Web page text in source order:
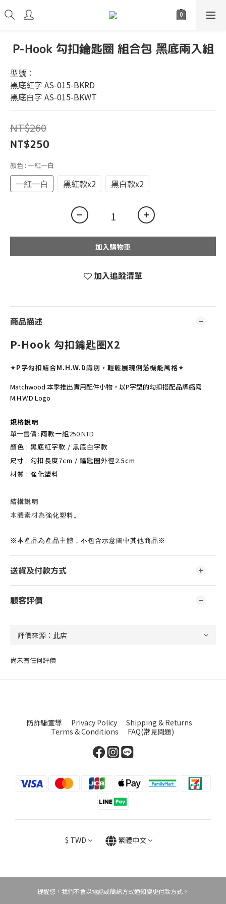
P-Hook 勾扣鑰匙圈 組合包 黑底兩入組
型號：
黑底紅字 AS-015-BKRD
黑底白字 AS-015-BKWT
NT$260
NT$250
顏色 : 一紅一白
一紅一白 黑紅款x2 黑白款x2
加入購物車
加入追蹤清單
商品描述
P-Hook 勾扣鑰匙圈X2
✦P字勾扣結合M.H.W.D識別，輕鬆展現俐落機能風格✦
Matchwood 本季推出實用配件小物，以P字型的勾扣搭配品牌縮寫
M.H.W.D Logo
規格說明
單一售價 : 兩款一組250 NTD
顏色 : 黑底紅字款 / 黑底白字款
尺寸 : 勾扣長度7cm / 鑰匙圈外徑2.5cm
材質 : 強化塑料
結構說明
本體素材為強化塑料。
※本產品為產品主體，不包含示意圖中其他商品※
送貨及付款方式
顧客評價
尚未有任何評價
防詐騙宣導 Privacy Policy
Shipping & Returns
Terms & Conditions
FAQ(常見問題)
$ TWD 繁體中文
提醒您，我們不會以電話或簡訊方式通知變更付款方式。